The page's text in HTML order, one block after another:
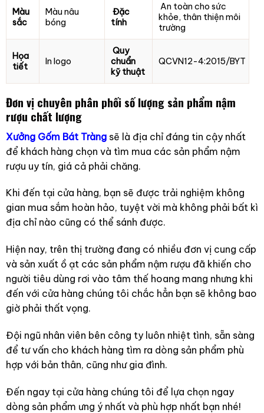
Màu
sắc
Màu nâu
bóng
Đặc
tính
An toàn cho sức
khỏe, thân thiện môi
trường
Họa
tiết
In logo
Quy
chuẩn
kỹ thuật
QCVN12-4:2015/BYT
Đơn vị chuyên phân phối số lượng sản phẩm nậm
rượu chất lượng
Xưởng Gốm Bát Tràngsẽ là địa chỉ đáng tin cậy nhất
để khách hàng chọn và tìm mua các sản phẩm nậm
rượu uy tín, giá cả phải chăng.
Khi đến tại cửa hàng, bạn sẽ được trải nghiệm không
gian mua sắm hoàn hảo, tuyệt vời mà không phải bất kì
địa chỉ nào cũng có thể sánh được.
Hiện nay, trên thị trường đang có nhiều đơn vị cung cấp
và sản xuất ồ ạt các sản phẩm nậm rượu đã khiến cho
người tiêu dùng rơi vào tâm thế hoang mang nhưng khi
đến với cửa hàng chúng tôi chắc hẳn bạn sẽ không bao
giờ phải thất vọng.
Đội ngũ nhân viên bên công ty luôn nhiệt tình, sẵn sàng
để tư vấn cho khách hàng tìm ra dòng sản phẩm phù
hợp với bản thân, cũng như gia đình.
Đến ngay tại cửa hàng chúng tôi để lựa chọn ngay
dòng sản phẩm ưng ý nhất và phù hợp nhất bạn nhé!